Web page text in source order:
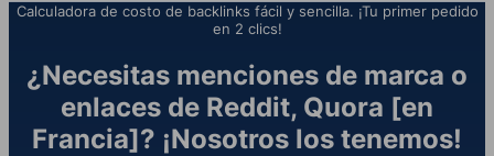
Calculadora de costo de backlinks fácil y sencilla. ¡Tu primer pedido
en 2 clics!
¿Necesitas menciones de marca o
enlaces de Reddit, Quora [en
Francia]? ¡Nosotros los tenemos!